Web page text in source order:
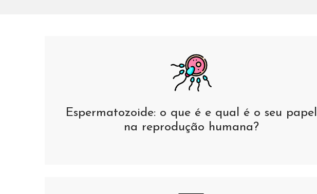
Espermatozoide: o que é e qual é o seu papel
na reprodução humana?